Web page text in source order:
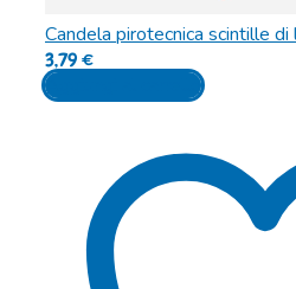
Candela pirotecnica scintille
3,79€
Aggiungi al carrello